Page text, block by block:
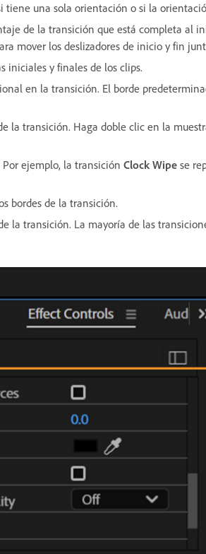
tiene una sola orientación o si la
de la transición que está completa al
mover los deslizadores de inicio y fin
iniciales y finales de los clips.
en la transición. El borde
la transición. Haga doble clic en la
ejemplo, la transición Clock Wipe se
bordes de la transición.
la transición. La mayoría de las